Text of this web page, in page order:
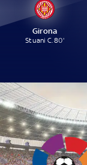
Girona
Stuani C. 80'